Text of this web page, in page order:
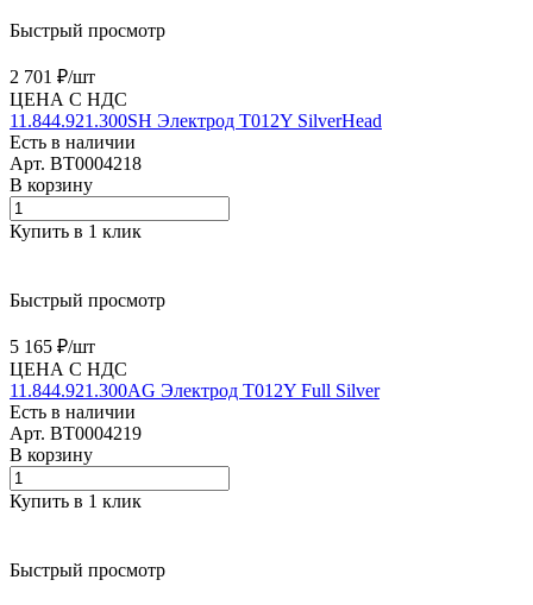
Быстрый просмотр
2 701 ₽/шт
ЦЕНА С НДС
11.844.921.300SH Электрод T012Y SilverHead
Есть в наличии
Арт. BT0004218
В корзину
Купить в 1 клик
Быстрый просмотр
5 165 ₽/шт
ЦЕНА С НДС
11.844.921.300AG Электрод T012Y Full Silver
Есть в наличии
Арт. BT0004219
В корзину
Купить в 1 клик
Быстрый просмотр